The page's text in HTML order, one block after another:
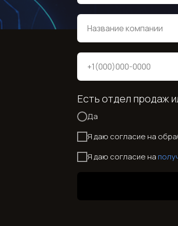
Есть отдел продаж
Да
Я даю согласие на
Я даю согласие на